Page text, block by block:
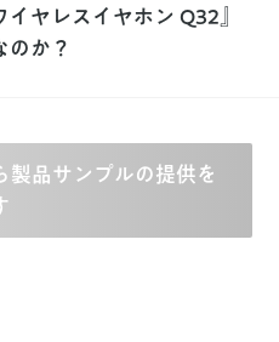
イヤレスイヤホン Q32』
のか？
製品サンプルの提供を